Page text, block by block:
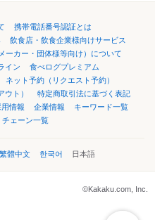
携帯電話番号認証とは
飲食店・飲食企業様向けサービス
ーカー・団体様等向け）について
イン
食べログプレミアム
ネット予約（リクエスト予約）
ウト）
特定商取引法に基づく表記
用情報 企業情報
キーワード一覧
チェーン一覧
繁體中文 한국어 日本語
©Kakaku.com, Inc.